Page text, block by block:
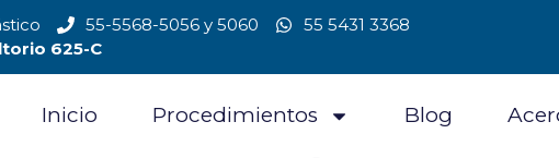
55-5568-5056 y 5060
55 5431 3368
625-C
Inicio Procedimientos Blog